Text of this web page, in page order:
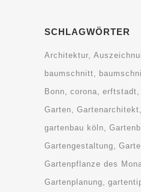
SCHLAGWÖRTER
Architektur
baumschnitt
Bonn
corona erftstadt
Garten
Gartenarchitekt
gartenbau köln
Gartengestaltung
Gartenpflanze des
Gartenplanung